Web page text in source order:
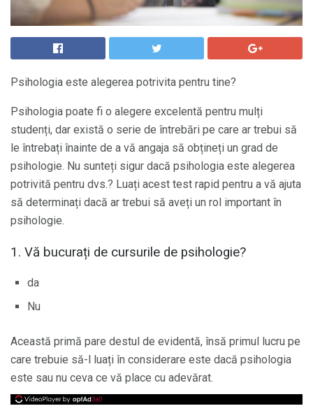
Psihologia este alegerea potrivita pentru tine?
Psihologia poate fi o alegere excelentă pentru mulți
studenți, dar există o serie de întrebări pe care ar trebui să
le întrebați înainte de a vă angaja să obțineți un grad de
psihologie. Nu sunteți sigur dacă psihologia este alegerea
potrivită pentru dvs.? Luați acest test rapid pentru a vă ajuta
să determinați dacă ar trebui să aveți un rol important în
psihologie.
1. Vă bucurați de cursurile de psihologie?
da
Nu
Această primă pare destul de evidentă, însă primul lucru pe
care trebuie să-l luați în considerare este dacă psihologia
este sau nu ceva ce vă place cu adevărat.